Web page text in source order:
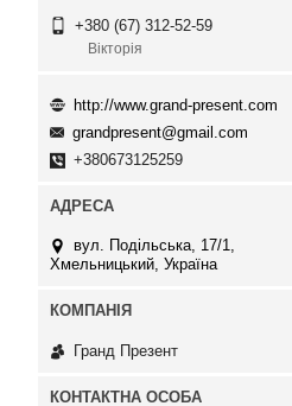
+380 (67) 312-52-59
Вікторія
http://www.grand-present.com
grandpresent@gmail.com
+380673125259
вул. Подільська, 17/1,
Хмельницький, Україна
Гранд Презент